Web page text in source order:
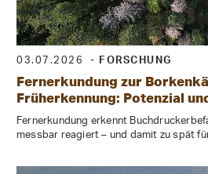
03.07.2026 - FORSCHUNG
Fernerkundung zur
Früherkennung: Potenzial
Fernerkundung erkennt
messbar reagiert – und damit zu spät